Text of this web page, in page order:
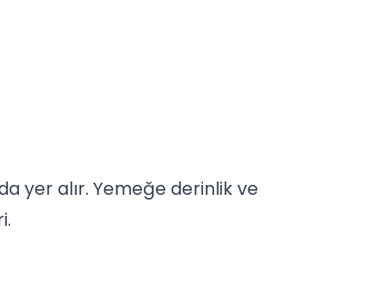
yer alır. Yemeğe derinlik ve